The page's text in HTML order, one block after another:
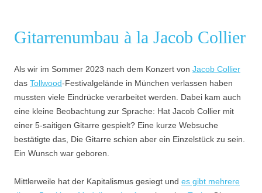
Gitarrenumbau à la Jacob Collier
Als wir im Sommer 2023 nach dem Konzert von Jacob Collier
das Tollwood-Festivalgelände in München verlassen haben
mussten viele Eindrücke verarbeitet werden. Dabei kam auch
eine kleine Beobachtung zur Sprache: Hat Jacob Collier mit
einer 5-saitigen Gitarre gespielt? Eine kurze Websuche
bestätigte das, Die Gitarre schien aber ein Einzelstück zu sein.
Ein Wunsch war geboren.
Mittlerweile hat der Kapitalismus gesiegt und es gibt mehrere